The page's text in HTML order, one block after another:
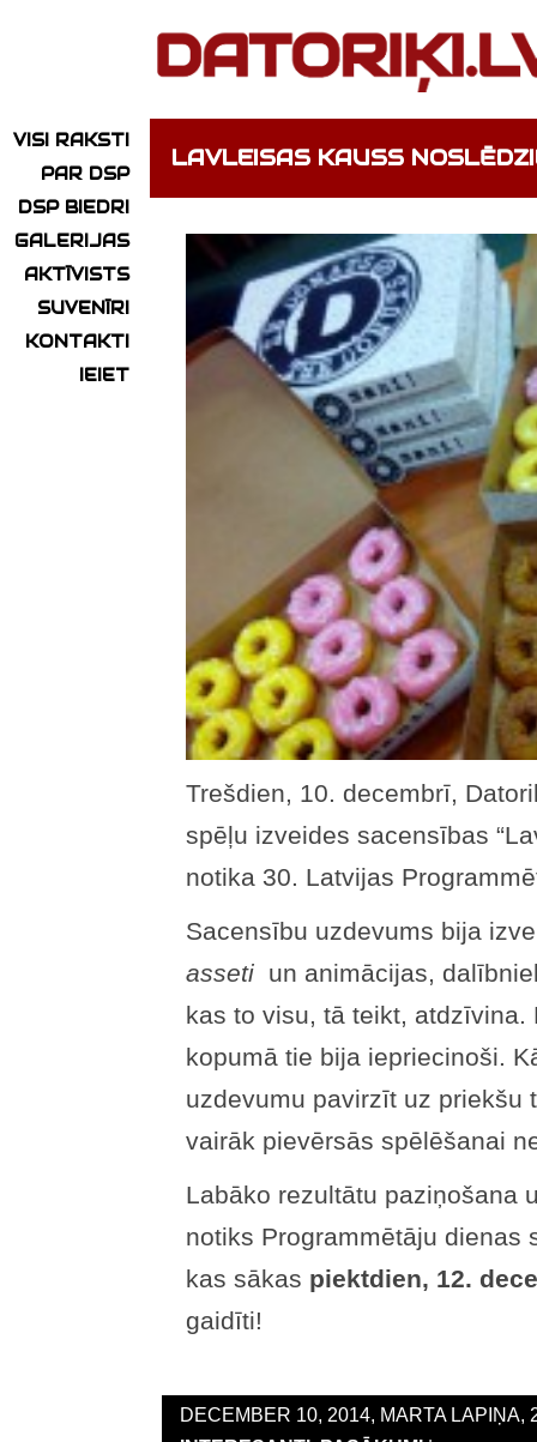
VISI RAKSTI
PAR DSP
DSP BIEDRI
GALERIJAS
AKTĪVISTS
SUVENĪRI
KONTAKTI
IEIET
LAVLEISAS KAUSS
Trešdien, 10. decembrī,
spēļu izveides sacensības
notika 30. Latvijas
Sacensību uzdevums bija
asseti un animācijas,
kas to visu, tā teikt,
kopumā tie bija iepriecinoši.
uzdevumu pavirzīt uz priekšu
vairāk pievērsās spēlēšanai
Labāko rezultātu paziņošana
notiks Programmētāju dienas
kas sākas piektdien, 12.
gaidīti!
DECEMBER 10, 2014, MARTA LAPIŅA,